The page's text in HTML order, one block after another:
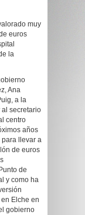
muy
euros
la
Ana
a la
secretario
centro
años
llevar a
de euros
de
y como ha
Elche en
gobierno